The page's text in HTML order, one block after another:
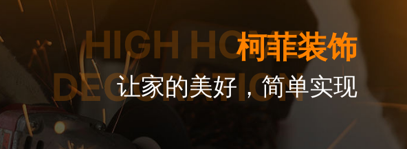
HIGH HOME
DECORATION
柯菲装饰
让家的美好，简单实现